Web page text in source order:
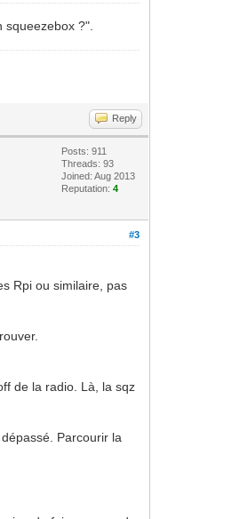
?".
Reply
Posts: 911
Threads: 93
Joined: Aug 2013
Reputation:4
#3
Rpi ou similaire, pas
de la radio. Là, la sqz
Parcourir la